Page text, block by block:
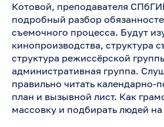
Котовой, преподавателя
подробный разбор
съемочного процесса. Будут
кинопроизводства, структура
структура режиссёрской
административная группа.
правильно читать календарно-
план и вызывной лист. Как
массовку и подбирать людей